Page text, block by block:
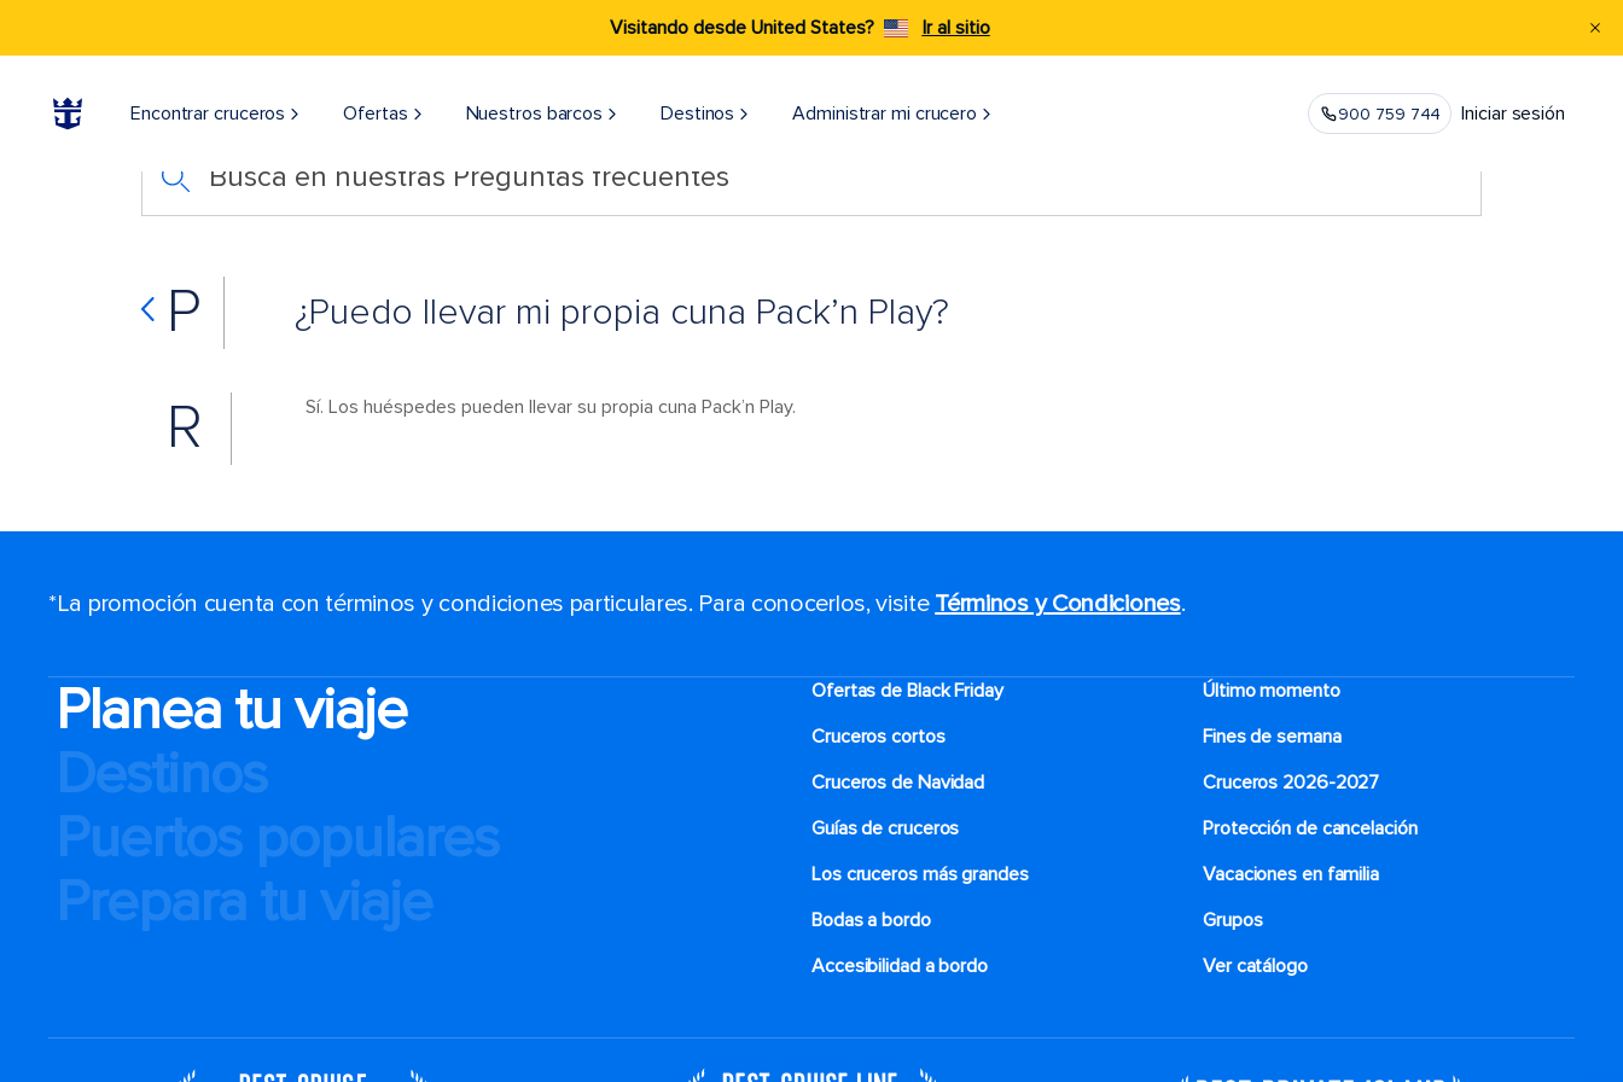
Visitando desde United States? Ir al sitio
Encontrar cruceros Ofertas Nuestros barcos Destinos Administrar mi crucero 900 759 744 Iniciar sesión
Busca en nuestras Preguntas frecuentes
P ¿Puedo llevar mi propia cuna Pack’n Play?
R Sí. Los huéspedes pueden llevar su propia cuna Pack’n Play.
*La promoción cuenta con términos y condiciones particulares. Para conocerlos, visite Términos y Condiciones.
Planea tu viaje
Destinos
Puertos populares
Prepara tu viaje
Ofertas de Black Friday
Último momento
Cruceros cortos
Fines de semana
Cruceros de Navidad
Cruceros 2026-2027
Guías de cruceros
Protección de cancelación
Los cruceros más grandes
Vacaciones en familia
Bodas a bordo
Grupos
Accesibilidad a bordo
Ver catálogo